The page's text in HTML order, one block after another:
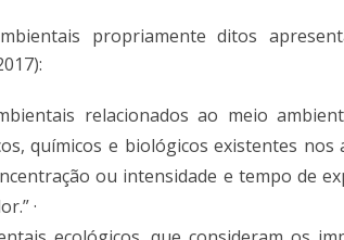
propriamente ditos
relacionados ao meio
químicos e biológicos existentes
ou intensidade e tempo de
·